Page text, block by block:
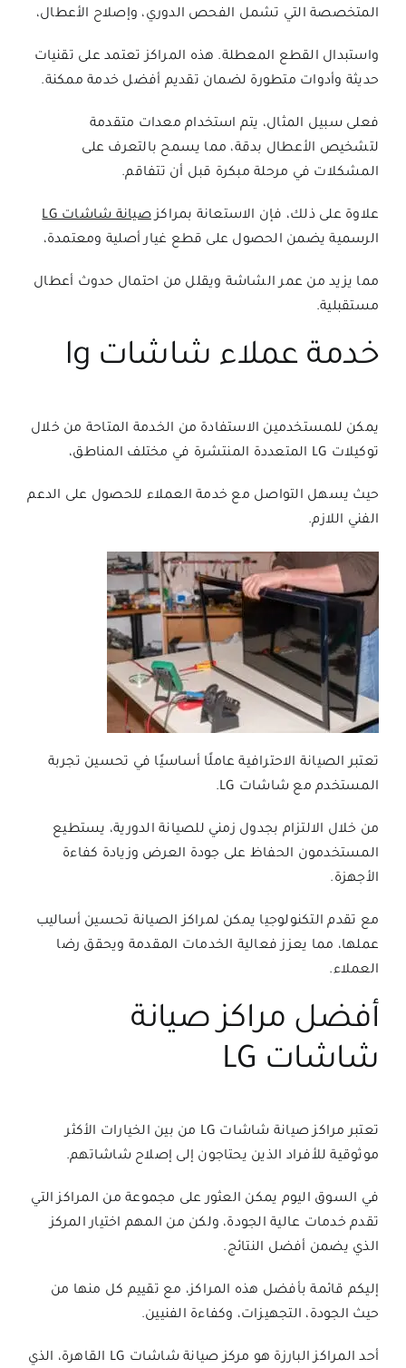
المتخصصة التي تشمل الفحص الدوري، وإصلاح الأعطال،
واستبدال القطع المعطلة. هذه المراكز تعتمد على تقنيات
حديثة وأدوات متطورة لضمان تقديم أفضل خدمة ممكنة.
فعلى سبيل المثال، يتم استخدام معدات متقدمة
لتشخيص الأعطال بدقة، مما يسمح بالتعرف على
المشكلات في مرحلة مبكرة قبل أن تتفاقم.
علاوة على ذلك، فإن الاستعانة بمراكزصيانة شاشات LG
الرسمية يضمن الحصول على قطع غيار أصلية ومعتمدة،
مما يزيد من عمر الشاشة ويقلل من احتمال حدوث أعطال
مستقبلية.
خدمة عملاء شاشات lg
يمكن للمستخدمين الاستفادة من الخدمة المتاحة من خلال
توكيلات LG المتعددة المنتشرة في مختلف المناطق،
حيث يسهل التواصل مع خدمة العملاء للحصول على الدعم
الفني اللازم.
تعتبر الصيانة الاحترافية عاملًا أساسيًا في تحسين تجربة
المستخدم مع شاشات LG.
من خلال الالتزام بجدول زمني للصيانة الدورية، يستطيع
المستخدمون الحفاظ على جودة العرض وزيادة كفاءة
الأجهزة.
مع تقدم التكنولوجيا يمكن لمراكز الصيانة تحسين أساليب
عملها، مما يعزز فعالية الخدمات المقدمة ويحقق رضا
العملاء.
أفضل مراكز صيانة
شاشات LG
تعتبر مراكز صيانة شاشات LG من بين الخيارات الأكثر
موثوقية للأفراد الذين يحتاجون إلى إصلاح شاشاتهم.
في السوق اليوم يمكن العثور على مجموعة من المراكز التي
تقدم خدمات عالية الجودة، ولكن من المهم اختيار المركز
الذي يضمن أفضل النتائج.
إليكم قائمة بأفضل هذه المراكز، مع تقييم كل منها من
حيث الجودة، التجهيزات، وكفاءة الفنيين.
أحد المراكز البارزة هو مركز صيانة شاشات LG القاهرة، الذي